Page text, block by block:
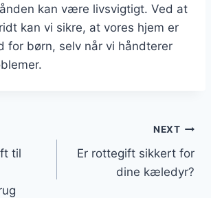
kan være livsvigtigt. Ved at
kan vi sikre, at vores hjem er
for børn, selv når vi håndterer
til
NEXT
Er rottegift sikkert for
dine kæledyr?